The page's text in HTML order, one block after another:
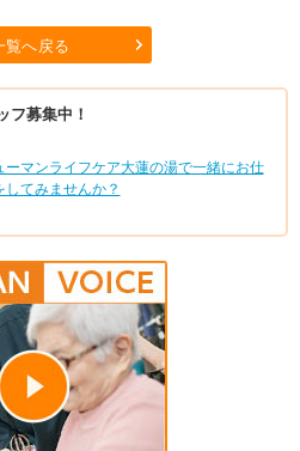
覧へ戻る
フ募集中！
ーマンライフケア大蓮の湯で一緒にお仕
してみませんか？